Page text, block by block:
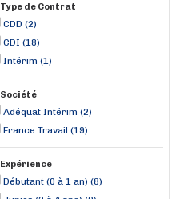
Blois (1)
Candé-sur-Beuvron (1)
Chargé (1)
Chitenay (1)
Type de Contrat
CDD (2)
CDI (18)
Intérim (1)
Société
Adéquat Intérim (2)
France Travail (19)
Expérience
Débutant (0 à 1 an) (8)